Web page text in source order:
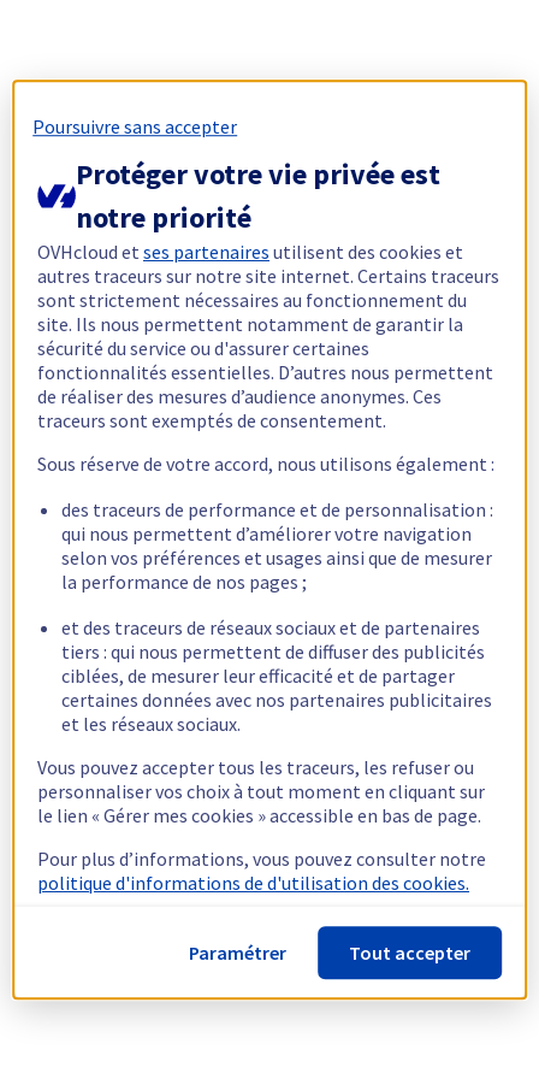
Poursuivre sans accepter
Protéger votre vie privée est
notre priorité
OVHcloud etses partenaires utilisent des cookies et
autres traceurs sur notre site internet. Certains traceurs
sont strictement nécessaires au fonctionnement du
site. Ils nous permettent notamment de garantir la
sécurité du service ou d'assurer certaines
fonctionnalités essentielles. D’autres nous permettent
de réaliser des mesures d’audience anonymes. Ces
traceurs sont exemptés de consentement.
Sous réserve de votre accord, nous utilisons également :
des traceurs de performance et de personnalisation :
qui nous permettent d’améliorer votre navigation
selon vos préférences et usages ainsi que de mesurer
la performance de nos pages ;
et des traceurs de réseaux sociaux et de partenaires
tiers : qui nous permettent de diffuser des publicités
ciblées, de mesurer leur efficacité et de partager
certaines données avec nos partenaires publicitaires
et les réseaux sociaux.
Vous pouvez accepter tous les traceurs, les refuser ou
personnaliser vos choix à tout moment en cliquant sur
le lien « Gérer mes cookies » accessible en bas de page.
Pour plus d’informations, vous pouvez consulter notre
politique d'informations de d'utilisation des cookies.
Paramétrer Tout accepter